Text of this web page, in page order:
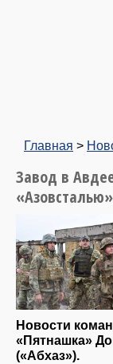
Главная >
Завод в
Новости
«Пятнашка»
(«Абхаз»).